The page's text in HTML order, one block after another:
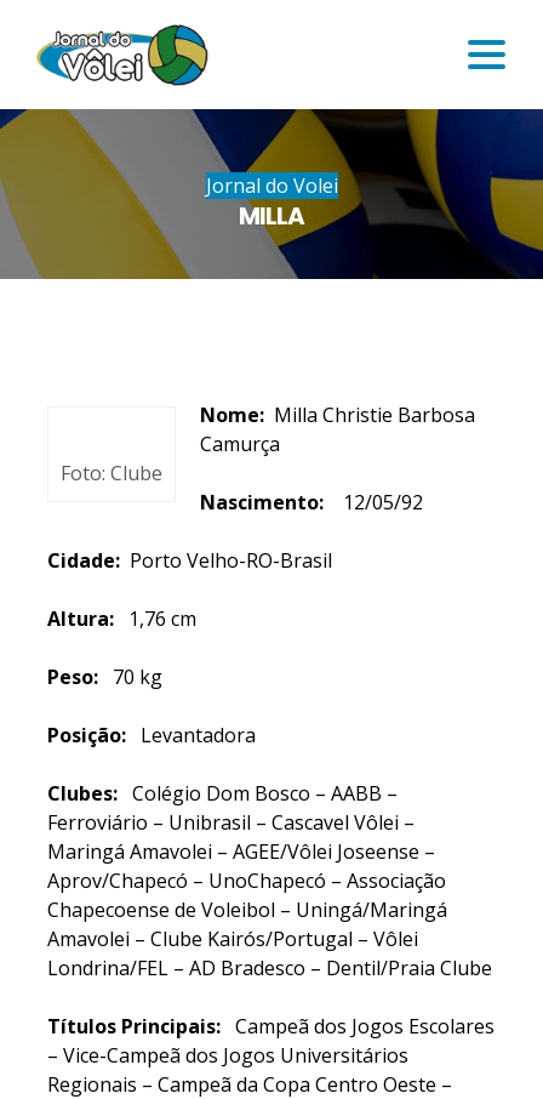
Jornal do Volei
MILLA
Foto: Clube
Nome: Milla Christie Barbosa
Camurça
Nascimento: 12/05/92
Cidade: Porto Velho-RO-Brasil
Altura: 1,76 cm
Peso: 70 kg
Posição: Levantadora
Clubes: Colégio Dom Bosco – AABB –
Ferroviário – Unibrasil – Cascavel Vôlei –
Maringá Amavolei – AGEE/Vôlei Joseense –
Aprov/Chapecó – UnoChapecó – Associação
Chapecoense de Voleibol – Uningá/Maringá
Amavolei – Clube Kairós/Portugal – Vôlei
Londrina/FEL – AD Bradesco – Dentil/Praia Clube
Títulos Principais: Campeã dos Jogos Escolares
– Vice-Campeã dos Jogos Universitários
Regionais – Campeã da Copa Centro Oeste –